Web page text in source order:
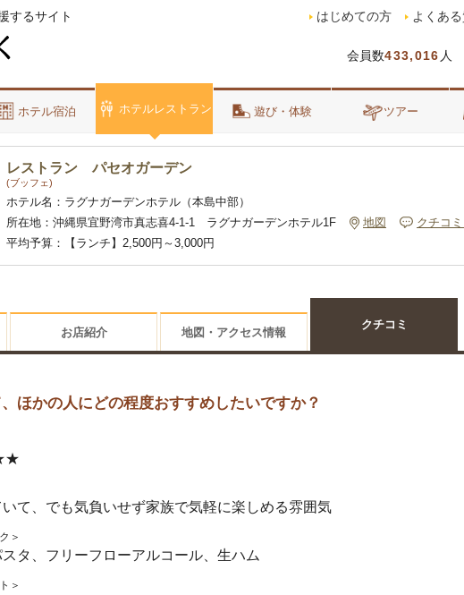
するサイト
会員数433,016 人
はじめての方 よくあ
ホテル宿泊 ホテルレストラン 遊び・体験 ツアー
レストラン パセオガーデン
(ブッフェ)
ホテル名： ラグナガーデンホテル（本島中部）
所在地： 沖縄県宜野湾市真志喜4-1-1 ラグナガーデンホテル1F 地図
クチコ
平均予算：
【ランチ】2,500円～3,000円
お店紹介 地図・アクセス情報
クチコミ
ほかの人にどの程度おすすめしたいですか？
て、でも気負いせず家族で気軽に楽しめる雰囲気
＞
タ、フリーフローアルコール、生ハム
＞